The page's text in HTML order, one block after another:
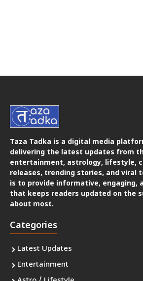
Taza Tadka is a digital media
delivering the latest updates from
entertainment, astrology, lifestyle,
releases, trending stories, and viral
is to provide informative, engaging,
that keeps readers updated on the
about most.
Categories
Latest Updates
Entertainment